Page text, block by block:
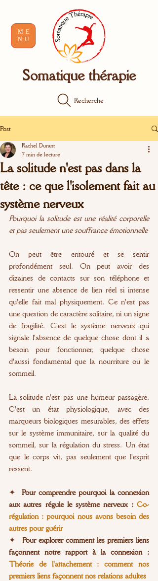
ME
NU
Somatique thérapie
Recherche
Post
La solitude n'est pas dans la
tête : ce que l'isolement fait au
système nerveux
Rachel Durant
7 min de lecture
Pourquoi la solitude est une réalité corporelle
et pas seulement une souffrance émotionnelle
On peut être entouré et se sentir
profondément seul. On peut avoir des
dizaines de contacts sur son téléphone et
ressentir une absence de lien réel si intense
qu'elle fait mal physiquement. Ce n'est pas
une question de caractère solitaire, ni un signe
de fragilité. C'est le système nerveux qui
signale l'absence de quelque chose dont il a
besoin pour fonctionner, quelque chose
d'aussi fondamental que la nourriture ou le
sommeil.
La solitude n'est pas une humeur passagère.
C'est un état physiologique, avec des
marqueurs biologiques mesurables, des effets
sur le système immunitaire, sur la qualité du
sommeil, sur la régulation du stress. Un état
que le corps vit, pas seulement que l'esprit
ressent.
✦
Pour comprendre pourquoi la connexion
aux autres régule le système nerveux : Co-
régulation : pourquoi nous avons besoin des
autres pour guérir
✦
Pour explorer comment les premiers liens
Théorie de l'attachement : comment nos
premiers liens façonnent nos relations adultes